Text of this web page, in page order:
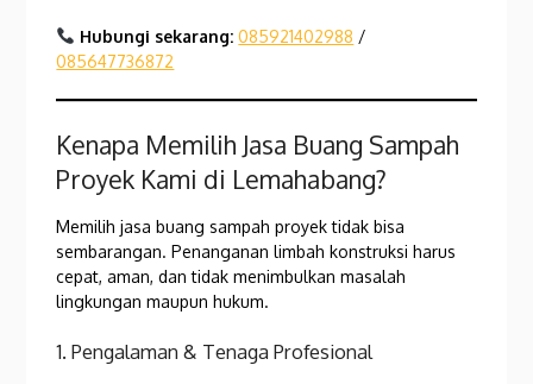
Hubungi sekarang: 085921402988 /
085647736872
Kenapa Memilih Jasa Buang Sampah
Proyek Kami di Lemahabang?
Memilih jasa buang sampah proyek tidak bisa
sembarangan. Penanganan limbah konstruksi harus
cepat, aman, dan tidak menimbulkan masalah
lingkungan maupun hukum.
1. Pengalaman & Tenaga Profesional